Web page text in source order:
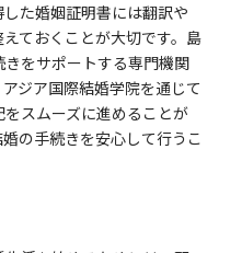
た婚姻証明書には翻訳や
ておくことが大切です。島
をサポートする専門機関
ジア国際結婚学院を通じて
スムーズに進めることが
の手続きを安心して行うこ